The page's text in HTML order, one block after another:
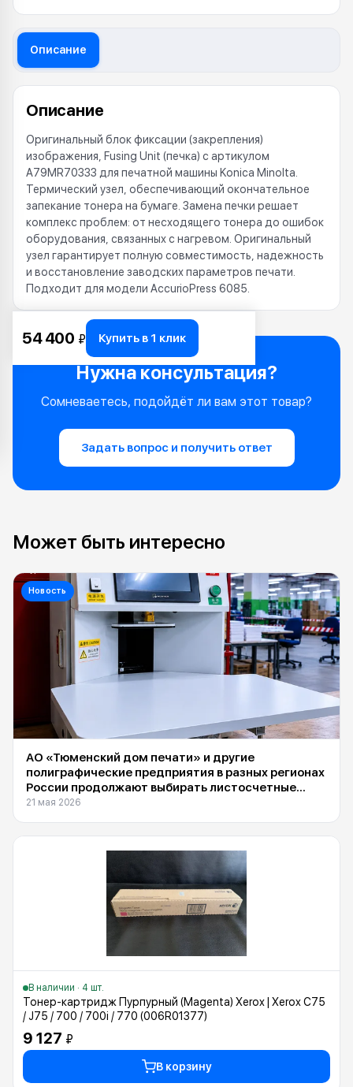
Описание
Описание
Оригинальный блок фиксации (закрепления)
изображения, Fusing Unit (печка) с артикулом
A79MR70333 для печатной машины Konica Minolta.
Термический узел, обеспечивающий окончательное
запекание тонера на бумаге. Замена печки решает
комплекс проблем: от несходящего тонера до ошибок
оборудования, связанных с нагревом. Оригинальный
узел гарантирует полную совместимость, надежность
и восстановление заводских параметров печати.
Подходит для модели AccurioPress 6085.
54 400 ₽ Купить в 1 клик
Нужна консультация?
Сомневаетесь, подойдёт ли вам этот товар?
Задать вопрос и получить ответ
Может быть интересно
Новость
АО «Тюменский дом печати» и другие
полиграфические предприятия в разных регионах
России продолжают выбирать листосчетные
машины Suba DS-1600F, поставляемые
21 мая 2026
В наличии · 4 шт.
Тонер-картридж Пурпурный (Magenta) Xerox | Xerox C75
/ J75 / 700 / 700i / 770 (006R01377)
9 127 ₽
В корзину